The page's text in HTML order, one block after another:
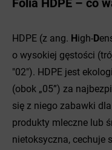
Folia HDPE – co
HDPE (z ang. High-D
o wysokiej gęstości
"02"). HDPE jest
(obok „05”) za
się z niego zabawki
produkty mleczne lub
nietoksyczna, cechuje